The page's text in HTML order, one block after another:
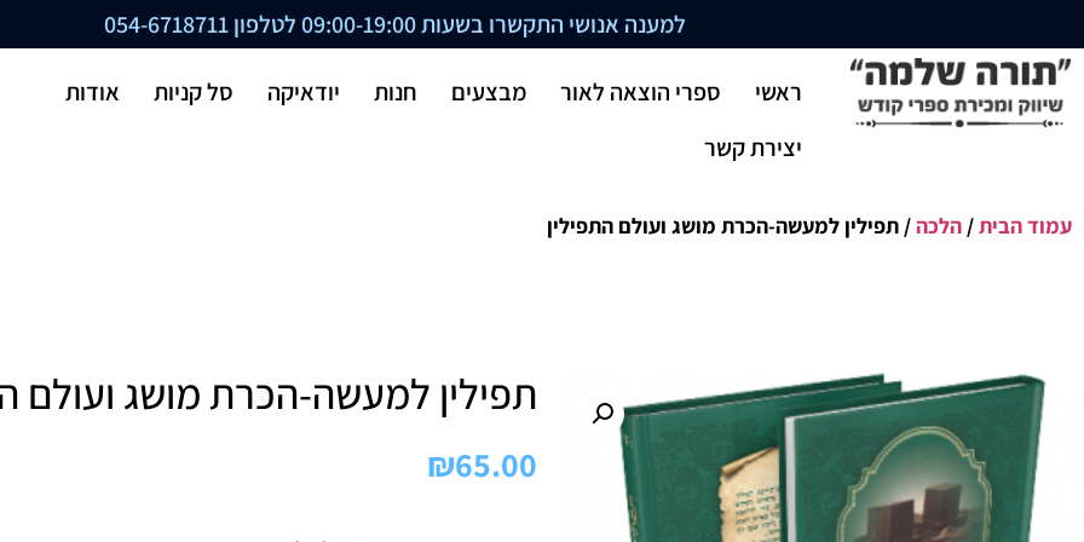
למענה אנושי התקשרו בשעות 09:00-19:00 לטלפון 054-6718711
ראשי ספרי הוצאה לאור מבצעים חנות יודאיקה סל קניות
אודות
יצירת קשר
עמוד הבית/ הלכה/ תפילין למעשה-הכרת מושג ועולם התפילין
תפילין למעשה-הכרת מושג ועולם
₪65.00